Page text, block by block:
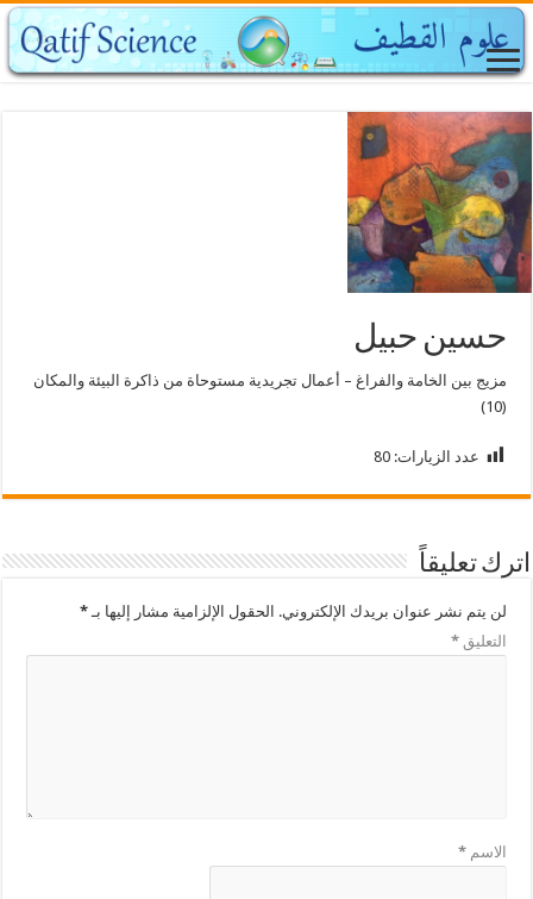
حسين حبيل
مزيج بين الخامة والفراغ – أعمال تجريدية مستوحاة من ذاكرة البيئة والمكان
(10)
عدد الزيارات: 80
اترك تعليقاً
لن يتم نشر عنوان بريدك الإلكتروني. الحقول الإلزامية مشار إليها بـ*
التعليق*
الاسم*